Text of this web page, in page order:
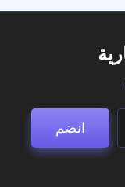
انضم